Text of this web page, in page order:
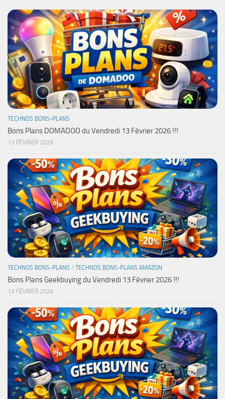
TECHNOS BONS-PLANS
Bons Plans DOMADOO du Vendredi 13 Février 2026 !!!
13 FÉVRIER 2026
TECHNOS BONS-PLANS / TECHNOS BONS-PLANS AMAZON
Bons Plans Geekbuying du Vendredi 13 Février 2026 !!!
13 FÉVRIER 2026